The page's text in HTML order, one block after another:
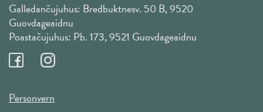
Galledančujuhus: Bredbuktnesv. 50 B, 9520
Guovdageaidnu
Poastačujuhus: Pb. 173, 9521 Guovdageaidnu
Personvern